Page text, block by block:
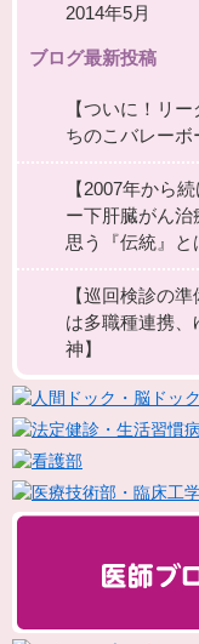
2014年5月
ブログ最新投稿
【ついに！リ
ちのこバレーボ
【2007年から
ー下肝臓がん治
思う『伝統』と
【巡回検診の
は多職種連携
神】